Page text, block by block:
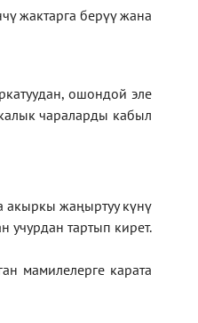
жактарга берүү жана
ошондой эле
чараларды кабыл
акыркы жаңыртуу күнү
учурдан тартып кирет.
мамилелерге карата